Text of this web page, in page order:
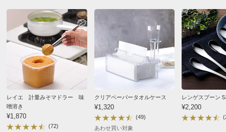
ちゃんと揚げることができます。大きな鍋に油少な目で
の揚げ焼きよりもやっぱり美味しいと思います。
一緒に購入した角型の小さなすくい網と合わせて、これ
から活躍してくれると思います。
その後オイルスクリーンと小さめのオイルポットは、他
店で購入しました。揚げ物４点セットでスタンバイOK
です。
2024/08/20
レイエ 計量みそマドラー 味
噌溶き
¥1,870
(72)
クリアペーパータオルケース
¥1,320
(49)
あわせ買い対象
レンゲスプーン
¥2,200